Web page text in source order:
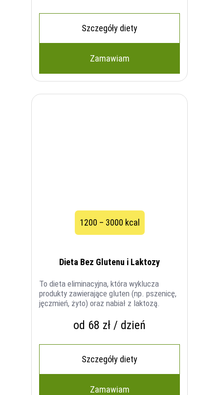
Szczegóły diety
Zamawiam
1200 – 3000 kcal
Dieta Bez Glutenu i Laktozy
To dieta eliminacyjna, która wyklucza
produkty zawierające gluten (np. pszenicę,
jęczmień, żyto) oraz nabiał z laktozą.
od 68 zł / dzień
Szczegóły diety
Zamawiam